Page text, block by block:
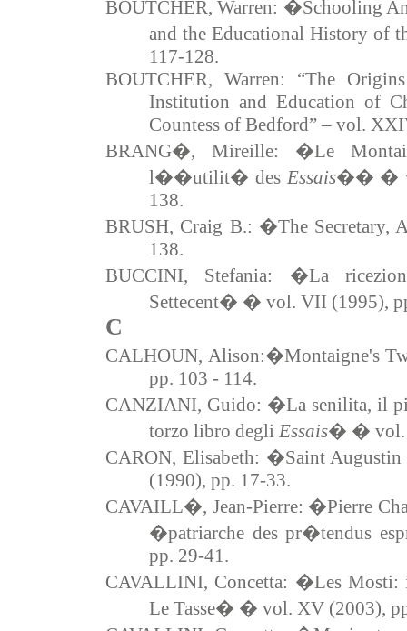
BOUTCHER, Warren: �Schooling
and the Educational History of
117-128.
BOUTCHER, Warren: “The
Institution and Education of
Countess of Bedford” – vol.
BRANG�, Mireille: �Le
l��utilit� des Essais�� �
138.
BRUSH, Craig B.: �The
138.
BUCCINI, Stefania: �La
Settecent� � vol. VII (1995),
C
CALHOUN, Alison:�Montaigne's
pp. 103 - 114.
CANZIANI, Guido: �La senilita, il
torzo libro degli Essais� �
CARON, Elisabeth: �Saint
(1990), pp. 17-33.
CAVAILL�, Jean-Pierre: �Pierre
�patriarche des pr�tendus
pp. 29-41.
CAVALLINI, Concetta: �Les Mosti:
Le Tasse� � vol. XV (2003),